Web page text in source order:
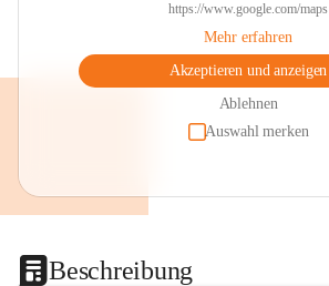
https://www.google.com/maps
Mehr erfahren
Akzeptieren und anzeigen
Ablehnen
Auswahl merken
Beschreibung